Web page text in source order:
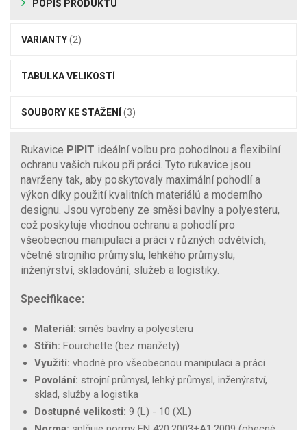
POPIS PRODUKTU
VARIANTY(2)
TABULKA VELIKOSTÍ
SOUBORY KE STAŽENÍ (3)
Rukavice PIPIT ideální volbu pro pohodlnou a flexibilní
ochranu vašich rukou při práci. Tyto rukavice jsou
navrženy tak, aby poskytovaly maximální pohodlí a
výkon díky použití kvalitních materiálů a moderního
designu. Jsou vyrobeny ze směsi bavlny a polyesteru,
což poskytuje vhodnou ochranu a pohodlí pro
všeobecnou manipulaci a práci v různých odvětvích,
včetně strojního průmyslu, lehkého průmyslu,
inženýrství, skladování, služeb a logistiky.
Specifikace:
Materiál: směs bavlny a polyesteru
Střih: Fourchette (bez manžety)
Využití: vhodné pro všeobecnou manipulaci a práci
Povolání: strojní průmysl, lehký průmysl, inženýrství,
sklad, služby a logistika
Dostupné velikosti: 9 (L) - 10 (XL)